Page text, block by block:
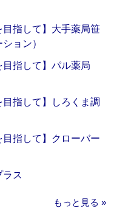
目指して】大手薬局笹
ョン）
目指して】パル薬局
目指して】しろくま調
目指して】クローバー
ラス
もっと見る »